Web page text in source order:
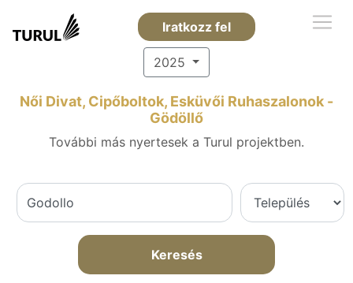
Iratkozz fel
2025
Női Divat, Cipőboltok, Esküvői Ruhaszalonok -
Gödöllő
További más nyertesek a Turul projektben.
Keresés